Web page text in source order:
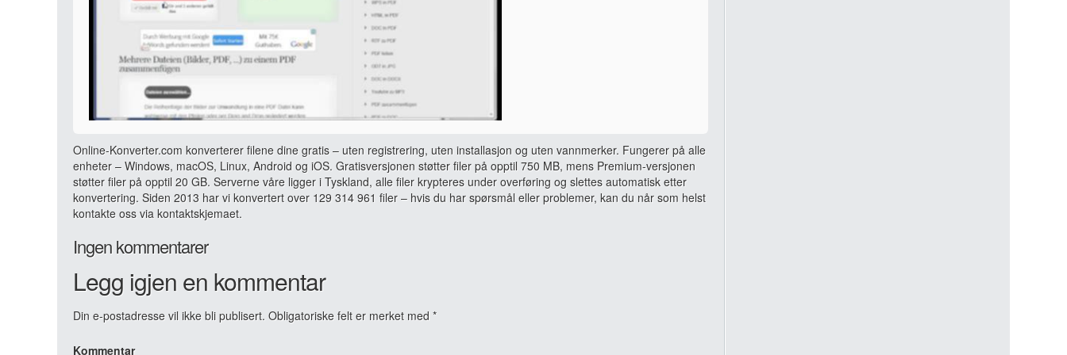
Online-Konverter.com konverterer filene dine gratis – uten registrering, uten installasjon og uten vannmerker. Fungerer på alle
enheter – Windows, macOS, Linux, Android og iOS. Gratisversjonen støtter filer på opptil 750 MB, mens Premium-versjonen
støtter filer på opptil 20 GB. Serverne våre ligger i Tyskland, alle filer krypteres under overføring og slettes automatisk etter
konvertering. Siden 2013 har vi konvertert over 129 314 961 filer – hvis du har spørsmål eller problemer, kan du når som helst
kontakte oss via kontaktskjemaet.
Ingen kommentarer
Legg igjen en kommentar
Din e-postadresse vil ikke bli publisert. Obligatoriske felt er merket med *
Kommentar